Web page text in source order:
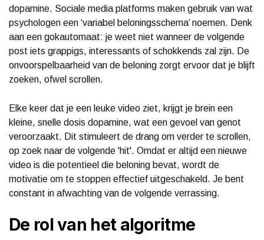
dopamine. Sociale media platforms maken gebruik van wat
psychologen een ‘variabel beloningsschema’ noemen. Denk
aan een gokautomaat: je weet niet wanneer de volgende
post iets grappigs, interessants of schokkends zal zijn. De
onvoorspelbaarheid van de beloning zorgt ervoor dat je blijft
zoeken, ofwel scrollen.
Elke keer dat je een leuke video ziet, krijgt je brein een
kleine, snelle dosis dopamine, wat een gevoel van genot
veroorzaakt. Dit stimuleert de drang om verder te scrollen,
op zoek naar de volgende 'hit'. Omdat er altijd een nieuwe
video is die potentieel die beloning bevat, wordt de
motivatie om te stoppen effectief uitgeschakeld. Je bent
constant in afwachting van de volgende verrassing.
De rol van het algoritme